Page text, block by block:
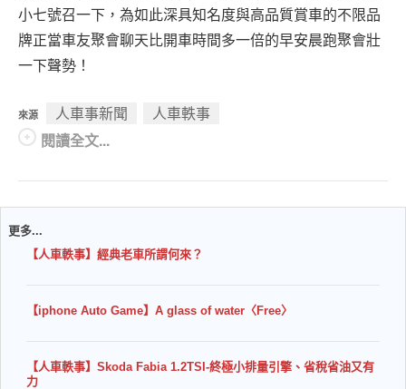
小七號召一下，為如此深具知名度與高品質賞車的不限品
牌正當車友聚會聊天比開車時間多一倍的早安晨跑聚會壯
一下聲勢！
來源 人車事新聞
人車軼事
閱讀全文...
更多...
【人車軼事】經典老車所謂何來？
【iphone Auto Game】A glass of water〈Free〉
【人車軼事】Skoda Fabia 1.2TSI-終極小排量引擎、省稅省油又有
力